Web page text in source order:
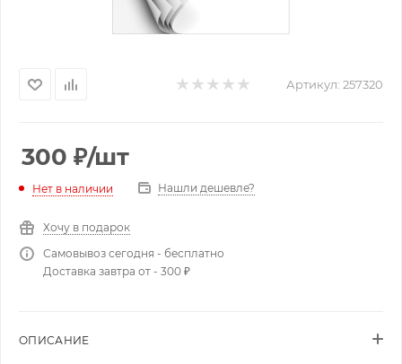
Артикул: 257320
300 ₽/шт
Нет в наличии Нашли дешевле?
Хочу в подарок
Самовывоз сегодня - бесплатно
Доставка завтра от - 300 ₽
ОПИСАНИЕ